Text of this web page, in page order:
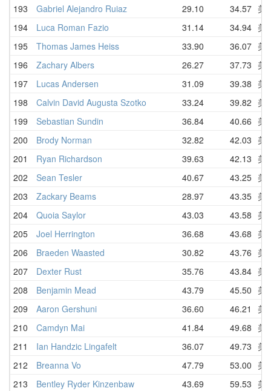
193
Gabriel Alejandro Ruiaz 29.10 34.57 美
194
Luca Roman Fazio 31.14 34.94 美
195
Thomas James Heiss 33.90 36.07 美
196
Zachary Albers 26.27 37.73 美
197
Lucas Andersen 31.09 39.38 美
198
Calvin David Augusta Szotko 33.24 39.82 美
199
Sebastian Sundin 36.84 40.66 美
200
Brody Norman 32.82 42.03 美
201
Ryan Richardson 39.63 42.13 美
202
Sean Tesler 40.67 43.25 美
203
Zackary Beams 28.97 43.35 美
204
Quoia Saylor 43.03 43.58 美
205
Joel Herrington 36.68 43.68 美
206
Braeden Waasted 30.82 43.76 美
207
Dexter Rust 35.76 43.84 美
208
Benjamin Mead 43.79 45.50 美
209
Aaron Gershuni 36.60 46.21
美
210
Camdyn Mai 41.84 49.68 美
211
Ian Handzic Lingafelt 36.07 49.73 美
212
Breanna Vo 47.79 53.00 美
213
Bentley Ryder Kinzenbaw 43.69 59.53 美